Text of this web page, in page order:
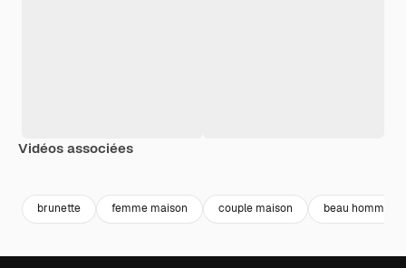
Vidéos associées
brunette femme maison couple maison beau homme